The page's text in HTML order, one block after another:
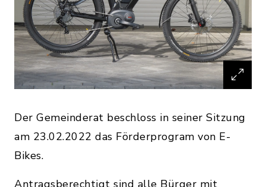
Der Gemeinderat beschloss in seiner Sitzung
am 23.02.2022 das Förderprogram von E-
Bikes.
Antragsberechtigt sind alle Bürger mit